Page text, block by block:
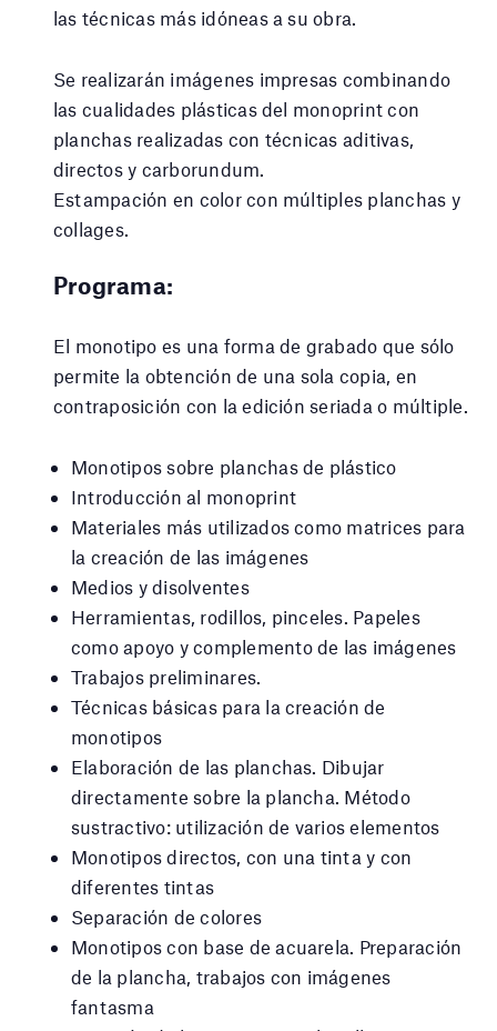
las técnicas más idóneas a su obra.
Se realizarán imágenes impresas combinando
las cualidades plásticas del monoprint con
planchas realizadas con técnicas aditivas,
directos y carborundum.
Estampación en color con múltiples planchas y
collages.
Programa:
El monotipo es una forma de grabado que sólo
permite la obtención de una sola copia, en
contraposición con la edición seriada o múltiple.
Monotipos sobre planchas de plástico
Introducción al monoprint
Materiales más utilizados como matrices para
la creación de las imágenes
Medios y disolventes
Herramientas, rodillos, pinceles. Papeles
como apoyo y complemento de las imágenes
Trabajos preliminares.
Técnicas básicas para la creación de
monotipos
Elaboración de las planchas. Dibujar
directamente sobre la plancha. Método
sustractivo: utilización de varios elementos
Monotipos directos, con una tinta y con
diferentes tintas
Separación de colores
Monotipos con base de acuarela. Preparación
de la plancha, trabajos con imágenes
fantasma